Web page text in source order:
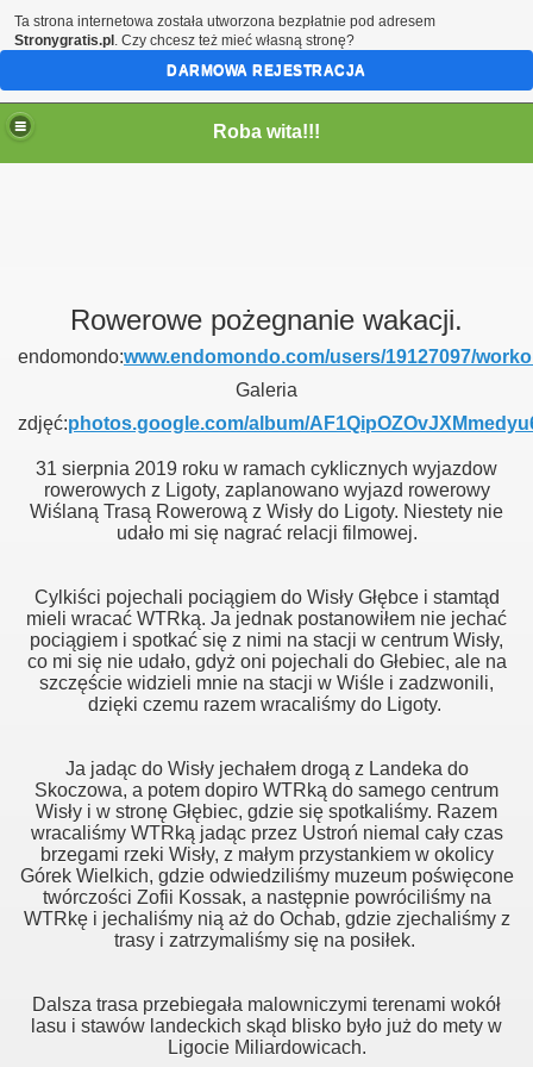
Roba wita!!!
Rowerowe pożegnanie wakacji.
endomondo:www.endomondo.com/users/19127097/
Galeria
zdjęć:photos.google.com/album/
31 sierpnia 2019 roku w ramach cyklicznych wyjazdow
rowerowych z Ligoty, zaplanowano wyjazd rowerowy
Wiślaną Trasą Rowerową z Wisły do Ligoty. Niestety nie
udało mi się nagrać relacji filmowej.
Cylkiści pojechali pociągiem do Wisły Głębce i stamtąd
mieli wracać WTRką. Ja jednak postanowiłem nie jechać
pociągiem i spotkać się z nimi na stacji w centrum Wisły,
co mi się nie udało, gdyż oni pojechali do Głebiec, ale na
szczęście widzieli mnie na stacji w Wiśle i zadzwonili,
dzięki czemu razem wracaliśmy do Ligoty.
Ja jadąc do Wisły jechałem drogą z Landeka do
Skoczowa, a potem dopiro WTRką do samego centrum
Wisły i w stronę Głębiec, gdzie się spotkaliśmy. Razem
wracaliśmy WTRką jadąc przez Ustroń niemal cały czas
brzegami rzeki Wisły, z małym przystankiem w okolicy
Górek Wielkich, gdzie odwiedziliśmy muzeum poświęcone
twórczości Zofii Kossak, a następnie powróciliśmy na
WTRkę i jechaliśmy nią aż do Ochab, gdzie zjechaliśmy z
trasy i zatrzymaliśmy się na posiłek.
Dalsza trasa przebiegała malowniczymi terenami wokół
lasu i stawów landeckich skąd blisko było już do mety w
Ligocie Miliardowicach.
Ta strona internetowa została utworzona bezpłatnie pod adresem
Stronygratis.pl . Czy chcesz też mieć własną stronę?
DARMOWA REJESTRACJA